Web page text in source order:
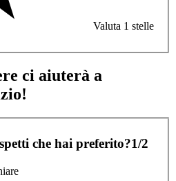
Valuta 1 stelle
ci aiuterà a
che hai preferito?1/2